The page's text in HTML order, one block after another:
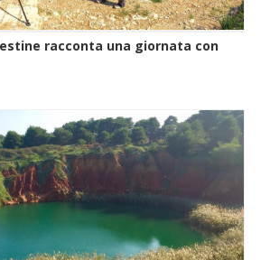
racconta una giornata con